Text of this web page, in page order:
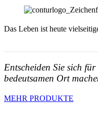
Das Leben ist heute
Entscheiden Sie sich
bedeutsamen Ort
MEHR PRODUKTE